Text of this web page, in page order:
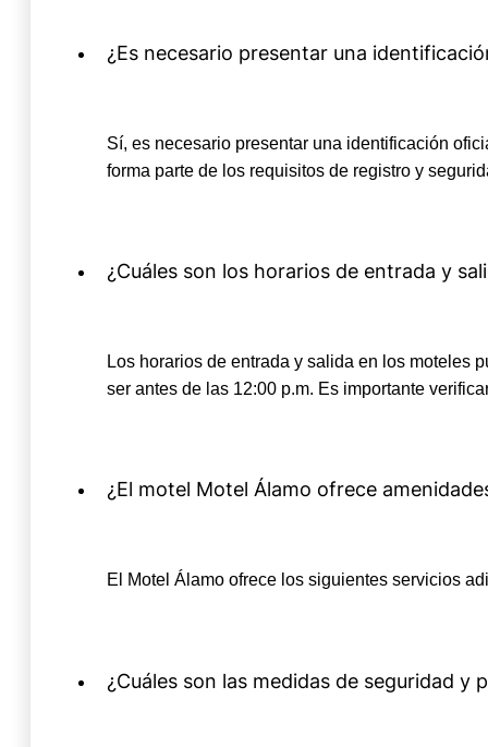
¿Es necesario presentar una
Sí, es necesario presentar una identificación
forma parte de los requisitos de registro y
¿Cuáles son los horarios de entrada y
Los horarios de entrada y salida en los moteles
ser antes de las 12:00 p.m. Es importante
¿El motel Motel Álamo ofrece
El Motel Álamo ofrece los siguientes servicios
¿Cuáles son las medidas de seguridad y